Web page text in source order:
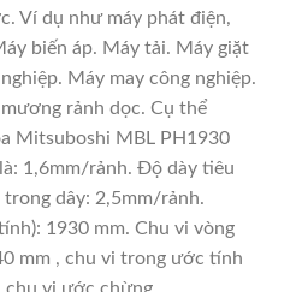
Ví dụ như máy phát điện,
biến áp. Máy tải. Máy giặt
Máy may công nghiệp.
rảnh dọc. Cụ thể
Mitsuboshi MBL PH1930
1,6mm/rảnh. Độ dày tiêu
dây: 2,5mm/rảnh.
1930 mm. Chu vi vòng
mm , chu vi trong ước tính